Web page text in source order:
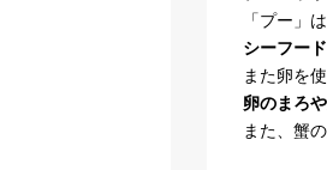
「プー」
シーフー
また卵を
卵のまろ
また、蟹